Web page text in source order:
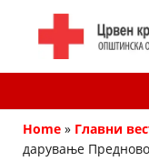
Home » Главни
дарување